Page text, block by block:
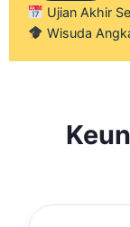
Ujian Akhir
Wisuda